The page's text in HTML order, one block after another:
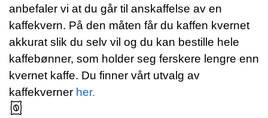
anbefaler vi at du går til anskaffelse av en
kaffekvern. På den måten får du kaffen kvernet
akkurat slik du selv vil og du kan bestille hele
kaffebønner, som holder seg ferskere lengre enn
kvernet kaffe. Du finner vårt utvalg av
kaffekverner her.